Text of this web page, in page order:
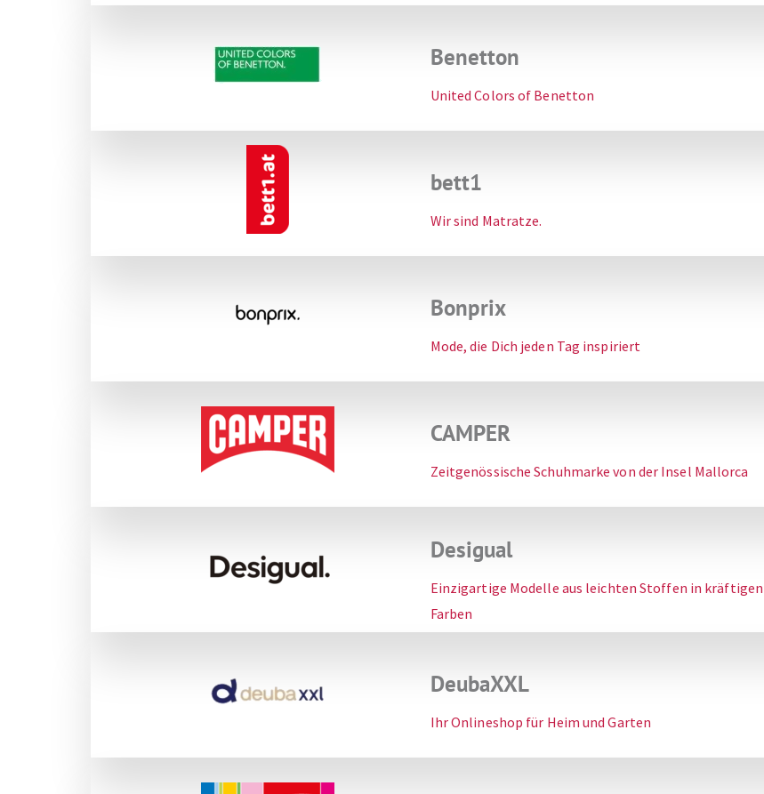
Benetton
United Colors of Benetton
bett1
Wir sind Matratze.
Bonprix
Mode, die Dich jeden Tag inspiriert
CAMPER
Zeitgenössische Schuhmarke von der Insel Mallorca
Desigual
Einzigartige Modelle aus leichten Stoffen in kräftigen
Farben
DeubaXXL
Ihr Onlineshop für Heim und Garten